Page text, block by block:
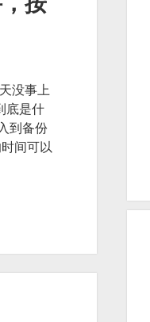
没事上
底是什
到备份
间可以